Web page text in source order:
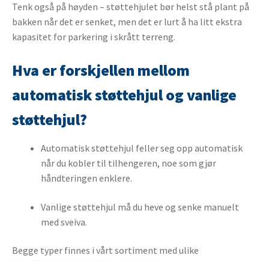
Tenk også på høyden – støttehjulet bør helst stå plant på
bakken når det er senket, men det er lurt å ha litt ekstra
kapasitet for parkering i skrått terreng.
Hva er forskjellen mellom
automatisk støttehjul og vanlige
støttehjul?
Automatisk støttehjul feller seg opp automatisk
når du kobler til tilhengeren, noe som gjør
håndteringen enklere.
Vanlige støttehjul må du heve og senke manuelt
med sveiva.
Begge typer finnes i vårt sortiment med ulike